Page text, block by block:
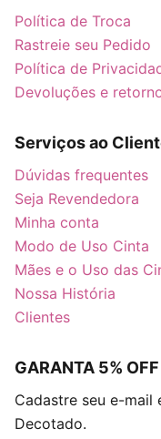
Política de Troca
Rastreie seu Pedido
Política de
Devoluções e
Serviços ao
Dúvidas frequentes
Seja Revendedora
Minha conta
Modo de Uso Cinta
Mães e o Uso das
Nossa História
Clientes
GARANTA 5% OFF
Cadastre seu e-mail
Decotado.